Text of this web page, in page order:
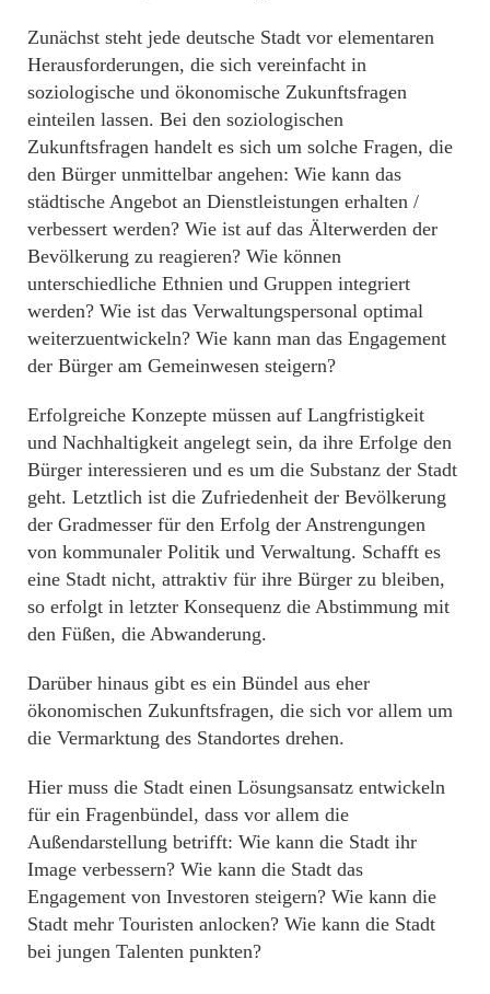
Zunächst steht jede deutsche Stadt vor elementaren
Herausforderungen, die sich vereinfacht in
soziologische und ökonomische Zukunftsfragen
einteilen lassen. Bei den soziologischen
Zukunftsfragen handelt es sich um solche Fragen, die
den Bürger unmittelbar angehen: Wie kann das
städtische Angebot an Dienstleistungen erhalten /
verbessert werden? Wie ist auf das Älterwerden der
Bevölkerung zu reagieren? Wie können
unterschiedliche Ethnien und Gruppen integriert
werden? Wie ist das Verwaltungspersonal optimal
weiterzuentwickeln? Wie kann man das Engagement
der Bürger am Gemeinwesen steigern?
Erfolgreiche Konzepte müssen auf Langfristigkeit
und Nachhaltigkeit angelegt sein, da ihre Erfolge den
Bürger interessieren und es um die Substanz der Stadt
geht. Letztlich ist die Zufriedenheit der Bevölkerung
der Gradmesser für den Erfolg der Anstrengungen
von kommunaler Politik und Verwaltung. Schafft es
eine Stadt nicht, attraktiv für ihre Bürger zu bleiben,
so erfolgt in letzter Konsequenz die Abstimmung mit
den Füßen, die Abwanderung.
Darüber hinaus gibt es ein Bündel aus eher
ökonomischen Zukunftsfragen, die sich vor allem um
die Vermarktung des Standortes drehen.
Hier muss die Stadt einen Lösungsansatz entwickeln
für ein Fragenbündel, dass vor allem die
Außendarstellung betrifft: Wie kann die Stadt ihr
Image verbessern? Wie kann die Stadt das
Engagement von Investoren steigern? Wie kann die
Stadt mehr Touristen anlocken? Wie kann die Stadt
bei jungen Talenten punkten?